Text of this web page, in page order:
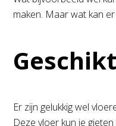
maken. Maar wat kan
Er zijn gelukkig wel
Deze vloer kun je